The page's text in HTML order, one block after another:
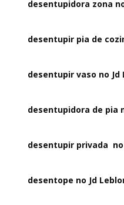
desentupidora zona
desentupir pia de
desentupir vaso no Jd
desentupidora de pia
desentupir privada no
desentope no Jd